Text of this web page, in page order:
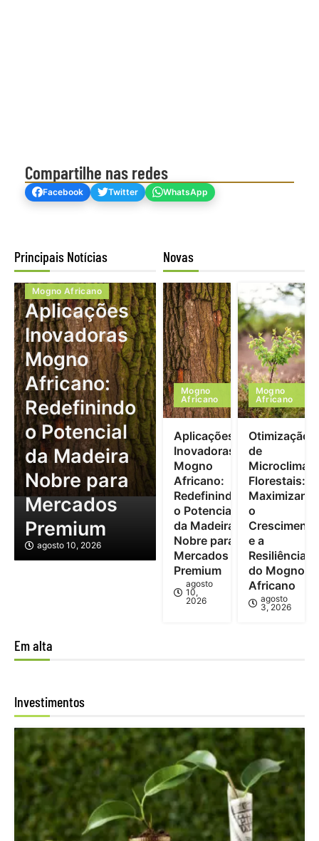
Compartilhe nas redes
Facebook Twitter WhatsApp
Principais Notícias
Mogno Africano
Aplicações
Inovadoras
Mogno
Africano:
Redefinindo
o Potencial
da Madeira
Nobre para
Mercados
Premium
agosto 10, 2026
Novas
Mogno
Africano
Aplicações
Inovadoras
Mogno
Africano:
Redefinindo
o Potencial
da Madeira
Nobre para
Mercados
Premium
agosto
10,
2026
Mogno
Africano
Otimização
de
Microclimas
Florestais:
o
Crescimento
e a
Resiliência
do Mogno
Africano
agosto
3, 2026
Em alta
Investimentos